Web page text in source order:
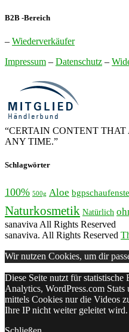
B2B -Bereich
– Wiederverkäufer
Impressum – Datenschutz –
“CERTAIN CONTENT
ANY TIME.”
Schlagwörter
100% 500g Aloe
Naturkosmetik Natürlich
sanaviva All Rights Reserved
sanaviva. All Rights Reserved
Wir nutzen Cookies, um dir
Diese Seite nutzt für
Analytics, WordPress.com
mittels Cookies nur die Videos
Ihre IP nicht weiter geleitet wird.